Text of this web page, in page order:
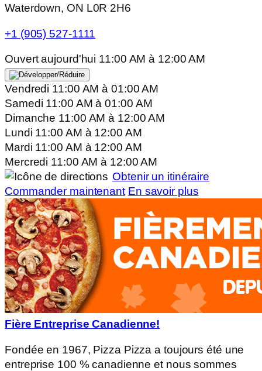
Waterdown, ON L0R 2H6
+1 (905) 527-1111
Ouvert aujourd'hui 11:00 AMà 12:00 AM
Vendredi 11:00 AMà 01:00 AM
Samedi 11:00 AMà 01:00 AM
Dimanche 11:00 AMà 12:00 AM
Lundi 11:00 AM à 12:00 AM
Mardi 11:00 AM à 12:00 AM
Mercredi 11:00 AMà 12:00 AM
Obtenir un itinéraire
Commander maintenant En savoir plus
Fière Entreprise Canadienne!
Fondée en 1967, Pizza Pizza a toujours été une
entreprise 100 % canadienne et nous sommes